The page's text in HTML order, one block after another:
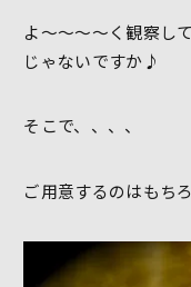
よ～～～～く観察し
じゃないですか♪
そこで、、、、
ご用意するのはもち